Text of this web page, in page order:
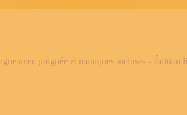
avec poignée et maniques incluses - Édition